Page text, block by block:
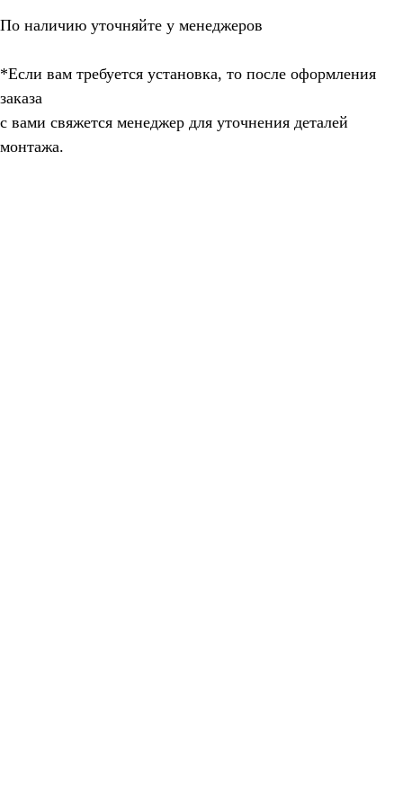
По наличию уточняйте у менеджеров
*Если вам требуется установка, то после оформления
заказа
с вами свяжется менеджер для уточнения деталей
монтажа.